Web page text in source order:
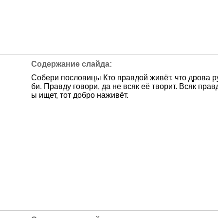
Собери пословицы Кто правдой живёт, что дрова
би. Правду говори, да не всяк её творит. Всяк
ы ищет, тот добро наживёт.